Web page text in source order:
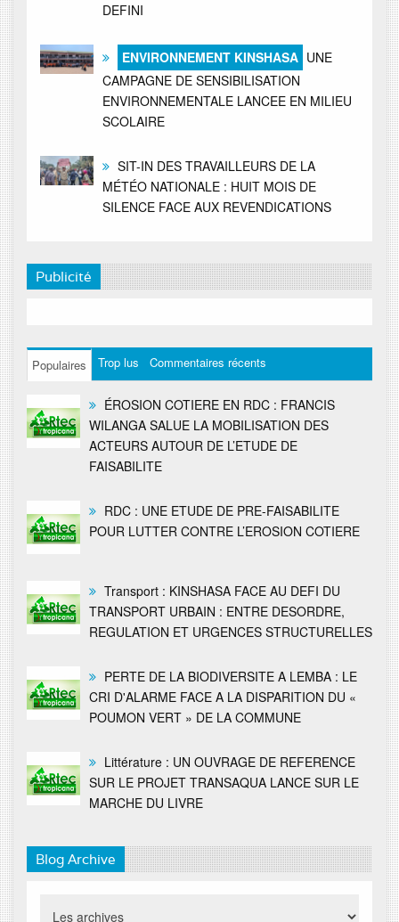
DEFINI
ENVIRONNEMENT KINSHASA UNE
CAMPAGNE DE SENSIBILISATION
ENVIRONNEMENTALE LANCEE EN MILIEU
SCOLAIRE
SIT-IN DES TRAVAILLEURS DE LA
MÉTÉO NATIONALE : HUIT MOIS DE
SILENCE FACE AUX REVENDICATIONS
Publicité
Populaires Trop lus Commentaires récents
ÉROSION COTIERE EN RDC : FRANCIS
WILANGA SALUE LA MOBILISATION DES
ACTEURS AUTOUR DE L’ETUDE DE
FAISABILITE
RDC : UNE ETUDE DE PRE-FAISABILITE
POUR LUTTER CONTRE L’EROSION COTIERE
Transport : KINSHASA FACE AU DEFI DU
TRANSPORT URBAIN : ENTRE DESORDRE,
REGULATION ET URGENCES STRUCTURELLES
PERTE DE LA BIODIVERSITE A LEMBA : LE
CRI D'ALARME FACE A LA DISPARITION DU «
POUMON VERT » DE LA COMMUNE
Littérature : UN OUVRAGE DE REFERENCE
SUR LE PROJET TRANSAQUA LANCE SUR LE
MARCHE DU LIVRE
Blog Archive